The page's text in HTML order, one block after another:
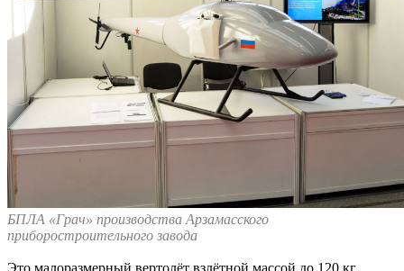
БПЛА «Грач» производства Арзамасского
приборостроительного завода